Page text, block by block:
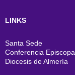
LINKS
Santa Sede
Conferencia
Diocesis de Almería